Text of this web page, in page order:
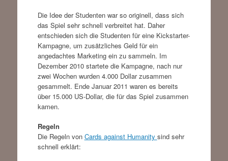
Die Idee der Studenten war so originell, dass sich
das Spiel sehr schnell verbreitet hat. Daher
entschieden sich die Studenten für eine Kickstarter-
Kampagne, um zusätzliches Geld für ein
angedachtes Marketing ein zu sammeln. Im
Dezember 2010 startete die Kampagne, nach nur
zwei Wochen wurden 4.000 Dollar zusammen
gesammelt. Ende Januar 2011 waren es bereits
über 15.000 US-Dollar, die für das Spiel zusammen
kamen.
Regeln
Die Regeln von Cards against Humanity sind sehr
schnell erklärt: